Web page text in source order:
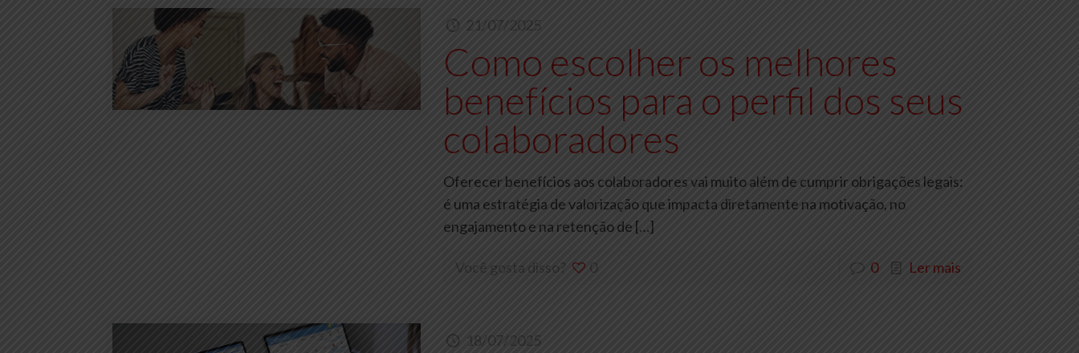
21/07/2025
Como escolher os melhores
benefícios para o perfil dos seus
colaboradores
Oferecer benefícios aos colaboradores vai muito além de cumprir obrigações legais:
é uma estratégia de valorização que impacta diretamente na motivação, no
engajamento e na retenção de […]
Você gosta disso? 0 0 Ler mais
18/07/2025